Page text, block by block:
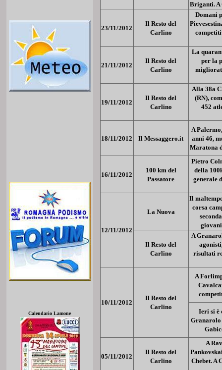
Briganti. A
23/11/2012
Il Resto del
Carlino
Domani
21/11/2012
Il Resto del
Carlino
La
per la
19/11/2012
Il Resto del
Carlino
Alla 38a
(RN),
452
18/11/2012 Il Messaggero.it
A
anni 46,
Maratona
16/11/2012
100 km del
Passatore
Pietro
della
generale
12/11/2012
La Nuova
Il
corsa
Il Resto del
Carlino
A
risultati
10/11/2012
Il Resto del
Carlino
A
Ieri si è
Granarolo
05/11/2012
Il Resto del
Carlino
A
Chebet. A
Calendario Lamone